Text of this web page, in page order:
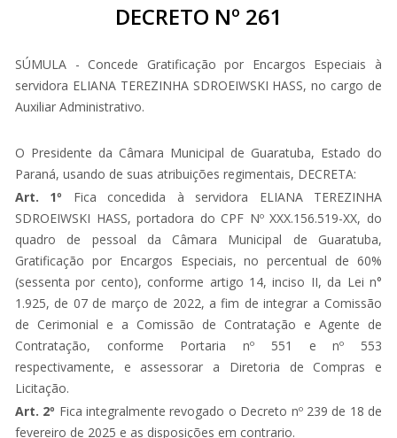
DECRETO Nº 261
SÚMULA - Concede Gratificação por Encargos Especiais à
servidora ELIANA TEREZINHA SDROEIWSKI HASS, no cargo de
Auxiliar Administrativo.
O Presidente da Câmara Municipal de Guaratuba, Estado do
Paraná, usando de suas atribuições regimentais, DECRETA:
Art. 1º Fica concedida à servidora ELIANA TEREZINHA
SDROEIWSKI HASS, portadora do CPF Nº XXX.156.519-XX, do
quadro de pessoal da Câmara Municipal de Guaratuba,
Gratificação por Encargos Especiais, no percentual de 60%
(sessenta por cento), conforme artigo 14, inciso II, da Lei n°
1.925, de 07 de março de 2022, a fim de integrar a Comissão
de Cerimonial e a Comissão de Contratação e Agente de
Contratação, conforme Portaria nº 551 e nº 553
respectivamente, e assessorar a Diretoria de Compras e
Licitação.
Art. 2º Fica integralmente revogado o Decreto nº 239 de 18 de
fevereiro de 2025 e as disposições em contrario.